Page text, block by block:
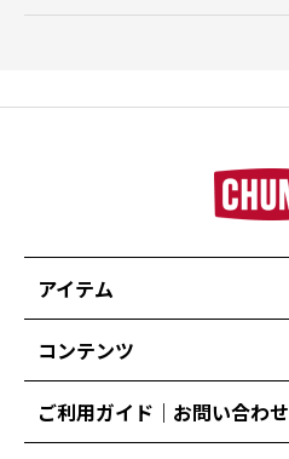
アイテム
コンテンツ
ご利用ガイド｜お問い合わせ